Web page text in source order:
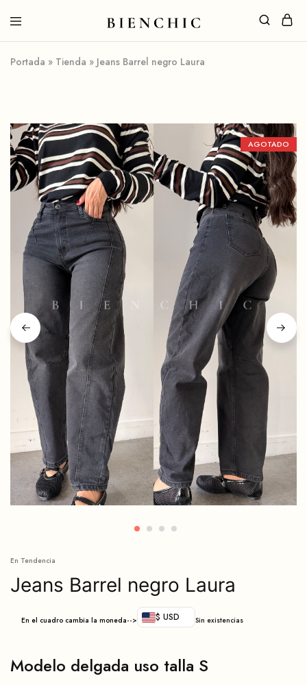
Portada » Tienda » Jeans Barrel negro Laura
AGOTADO
En Tendencia
Jeans Barrel negro Laura
En el cuadro cambia la moneda--> $ USD Sin existencias
Modelo delgada uso talla S